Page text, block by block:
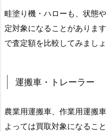
畦塗り機・ハローも、状態
定対象になることがありま
で査定額を比較してみましょ
運搬車・トレーラー
農業用運搬車、作業用運搬
よっては買取対象になるこ